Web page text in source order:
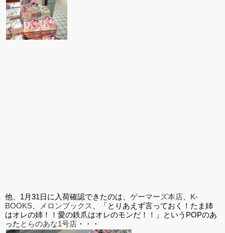
他、1月31日に入荷確認できたのは、 ゲーマーズ本店
K-
BOOKS
メロンブックス
、「とりあえず言っておく！たま姉
はオレの姉！！愛の鉄爪はオレのモンだ！！」というPOPのあ
った とらのあな1号店 ・・・